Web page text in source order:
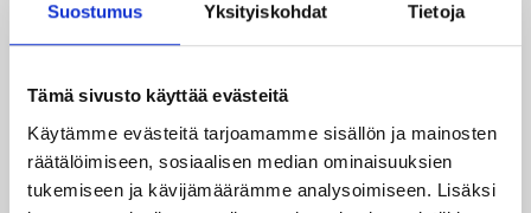
Suostumus Yksityiskohdat Tietoja
Tämä sivusto käyttää evästeitä
Käytämme evästeitä tarjoamamme sisällön ja mainosten
räätälöimiseen, sosiaalisen median ominaisuuksien
tukemiseen ja kävijämäärämme analysoimiseen. Lisäksi
Voittonsa myötä Hurrikaani jatkaa sarjataulukossa
toisella tilalla vain pisteen päässä sarjakärki Turun
Palloseurasta.
Lisää JYP-herkku on luvassa jo lauantaina, kun
LähiTapiola Areenalle saapuu Hämeenlinnan